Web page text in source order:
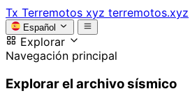
Tx Terremotos xyz terremotos.xyz
Español
Explorar
Navegación principal
Explorar el archivo sísmico